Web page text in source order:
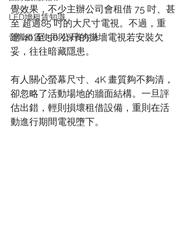
LED墻租賃知識
音響租賃使用與保養方法
覺效果，不少主辦公司會租借 75 吋、甚
至 超過85 吋的大尺寸電視。不過，重
達 40 至 50 公斤的掛墻電視若安裝欠
妥，往往暗藏隱患。
有人關心螢幕尺寸、4K 畫質夠不夠清，
卻忽略了活動場地的牆面結構。一旦評
估出錯，輕則損壞租借設備，重則在活
動進行期間電視墮下。